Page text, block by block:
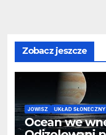
Zobacz jeszcze
JOWISZ UKŁAD SŁONECZNY
Ocean we